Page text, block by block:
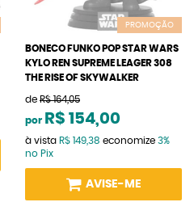
PROMOÇÃO
BONECO FUNKO POP STAR WARS
KYLO REN SUPREME LEAGER 308
THE RISE OF SKYWALKER
de R$ 164,05
por R$ 154,00
à vista R$ 149,38 economize 3%
no Pix
AVISE-ME